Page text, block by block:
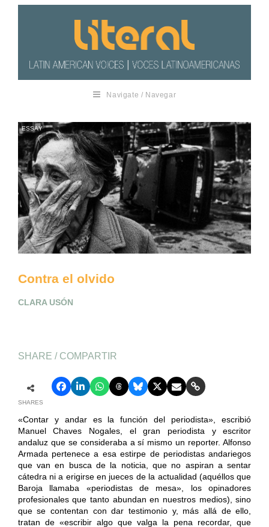
Navigate / Navegar
ESSAY
Contra el olvido
CLARA USÓN
SHARE / COMPARTIR
SHARES
«Contar y andar es la función del periodista», escribió
Manuel Chaves Nogales, el gran periodista y escritor
andaluz que se consideraba a sí mismo un reporter. Alfonso
Armada pertenece a esa estirpe de periodistas andariegos
que van en busca de la noticia, que no aspiran a sentar
cátedra ni a erigirse en jueces de la actualidad (aquéllos que
Baroja llamaba «periodistas de mesa», los opinadores
profesionales que tanto abundan en nuestros medios), sino
que se contentan con dar testimonio y, más allá de ello,
tratan de «escribir algo que valga la pena recordar, que